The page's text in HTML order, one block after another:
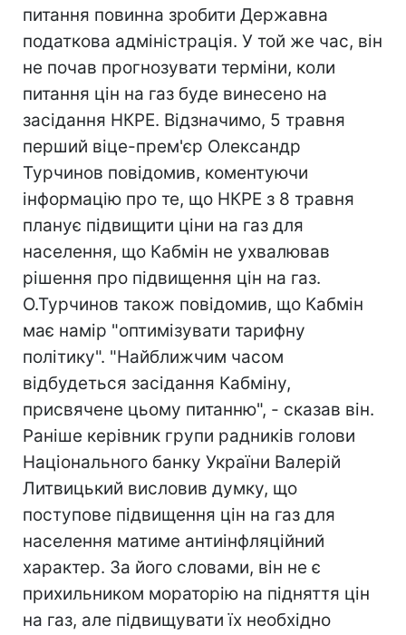
питання повинна зробити Державна
податкова адміністрація. У той же час, він
не почав прогнозувати терміни, коли
питання цін на газ буде винесено на
засідання НКРЕ. Відзначимо, 5 травня
перший віце-прем'єр Олександр
Турчинов повідомив, коментуючи
інформацію про те, що НКРЕ з 8 травня
планує підвищити ціни на газ для
населення, що Кабмін не ухвалював
рішення про підвищення цін на газ.
О.Турчинов також повідомив, що Кабмін
має намір "оптимізувати тарифну
політику". "Найближчим часом
відбудеться засідання Кабміну,
присвячене цьому питанню", - сказав він.
Раніше керівник групи радників голови
Національного банку України Валерій
Литвицький висловив думку, що
поступове підвищення цін на газ для
населення матиме антиінфляційний
характер. За його словами, він не є
прихильником мораторію на підняття цін
на газ, але підвищувати їх необхідно